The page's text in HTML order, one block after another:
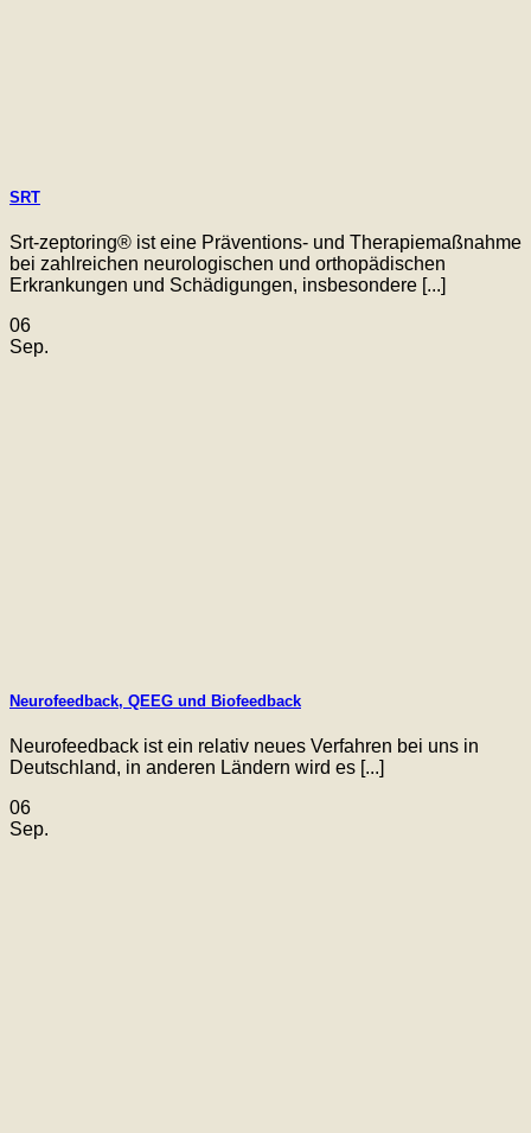
SRT
Srt-zeptoring® ist eine Präventions- und Therapiemaßnahme
bei zahlreichen neurologischen und orthopädischen
Erkrankungen und Schädigungen, insbesondere [...]
06
Sep.
Neurofeedback, QEEG und Biofeedback
Neurofeedback ist ein relativ neues Verfahren bei uns in
Deutschland, in anderen Ländern wird es [...]
06
Sep.